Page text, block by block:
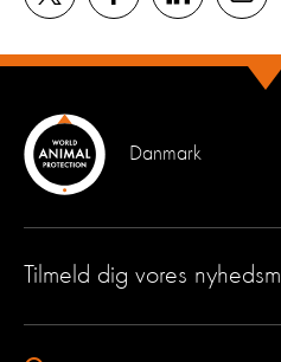
Danmark
Tilmeld dig vores